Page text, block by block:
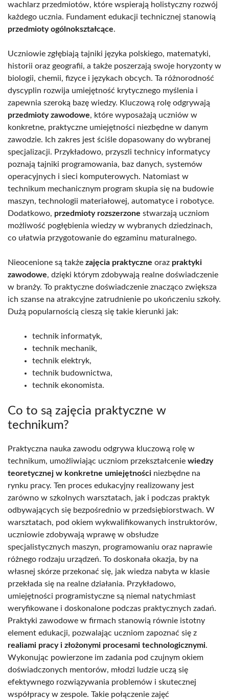
wachlarz przedmiotów, które wspierają holistyczny rozwój
każdego ucznia. Fundament edukacji technicznej stanowią
przedmioty ogólnokształcące.
Uczniowie zgłębiają tajniki języka polskiego, matematyki,
historii oraz geografii, a także poszerzają swoje horyzonty w
biologii, chemii, fizyce i językach obcych. Ta różnorodność
dyscyplin rozwija umiejętność krytycznego myślenia i
zapewnia szeroką bazę wiedzy. Kluczową rolę odgrywają
przedmioty zawodowe, które wyposażają uczniów w
konkretne, praktyczne umiejętności niezbędne w danym
zawodzie. Ich zakres jest ściśle dopasowany do wybranej
specjalizacji. Przykładowo, przyszli technicy informatycy
poznają tajniki programowania, baz danych, systemów
operacyjnych i sieci komputerowych. Natomiast w
technikum mechanicznym program skupia się na budowie
maszyn, technologii materiałowej, automatyce i robotyce.
Dodatkowo, przedmioty rozszerzone stwarzają uczniom
możliwość pogłębienia wiedzy w wybranych dziedzinach,
co ułatwia przygotowanie do egzaminu maturalnego.
Nieocenione są także zajęcia praktyczne oraz praktyki
zawodowe, dzięki którym zdobywają realne doświadczenie
w branży. To praktyczne doświadczenie znacząco zwiększa
ich szanse na atrakcyjne zatrudnienie po ukończeniu szkoły.
Dużą popularnością cieszą się takie kierunki jak:
technik informatyk,
technik mechanik,
technik elektryk,
technik budownictwa,
technik ekonomista.
Co to są zajęcia praktyczne w
technikum?
Praktyczna nauka zawodu odgrywa kluczową rolę w
technikum, umożliwiając uczniom przekształcenie wiedzy
teoretycznej w konkretne umiejętności niezbędne na
rynku pracy. Ten proces edukacyjny realizowany jest
zarówno w szkolnych warsztatach, jak i podczas praktyk
odbywających się bezpośrednio w przedsiębiorstwach. W
warsztatach, pod okiem wykwalifikowanych instruktorów,
uczniowie zdobywają wprawę w obsłudze
specjalistycznych maszyn, programowaniu oraz naprawie
różnego rodzaju urządzeń. To doskonała okazja, by na
własnej skórze przekonać się, jak wiedza nabyta w klasie
przekłada się na realne działania. Przykładowo,
umiejętności programistyczne są niemal natychmiast
weryfikowane i doskonalone podczas praktycznych zadań.
Praktyki zawodowe w firmach stanowią równie istotny
element edukacji, pozwalając uczniom zapoznać się z
realiami pracy i złożonymi procesami technologicznymi.
Wykonując powierzone im zadania pod czujnym okiem
doświadczonych mentorów, młodzi ludzie uczą się
efektywnego rozwiązywania problemów i skutecznej
współpracy w zespole. Takie połączenie zajęć